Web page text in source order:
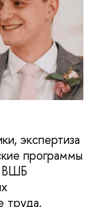
экспертиза
программы
ВШБ
труда.